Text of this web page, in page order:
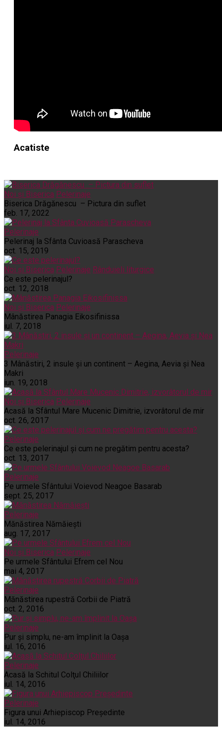
Acatiste
Noi și Biserica Pelerinaje
Biserica Drăgănescu – Pictura din suflet
feb. 17, 2022
Pelerinaje
Pelerinaj la Sfânta Cuvioasă Parascheva
oct. 15, 2019
Noi și Biserica Pelerinaje Rânduieli liturgice
Ce este pelerinajul?
oct. 12, 2018
Noi și Biserica Pelerinaje
Mânăstirea Panagia Eikosifinissa
iul. 7, 2018
Pelerinaje
3 Mânăstiri, 2 insule și un continent – Aegina, Aevia și Nea
Makri
iun. 19, 2018
Noi și Biserica Pelerinaje
Acasă la Sfântul Mare Mucenic Dimitrie, izvorâtorul de mir
oct. 26, 2017
Pelerinaje
Ce este pelerinajul şi cum ne pregătim pentru acesta?
oct. 13, 2017
Pelerinaje
Pe urmele Sfântului Voievod Neagoe Basarab
sept. 25, 2017
Pelerinaje
Mănăstirea Nămăiești
aug. 17, 2017
Noi și Biserica Pelerinaje
Pe urmele Sfântului Efrem cel Nou
mai 4, 2017
Pelerinaje
Mănăstirea rupestră Corbii de Piatră
oct. 2, 2016
Pelerinaje
Pur şi simplu, ne-am împlinit la Oaşa
iul. 16, 2016
Pelerinaje
Acasă la Schitul Colţul Chiliilor
iul. 14, 2016
Pelerinaje
Figura unui Arhiepiscop Preşedinte
iul. 14, 2016